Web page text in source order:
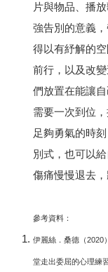
片與物品、播
強告別的意義
得以有紓解的
前行，以及改
們放置在能讓
需要一次到位
足夠勇氣的時
別式，也可以
傷痛慢慢退去
參考資料：
伊麗絲．桑德（2020
堂走出委屈的心理練